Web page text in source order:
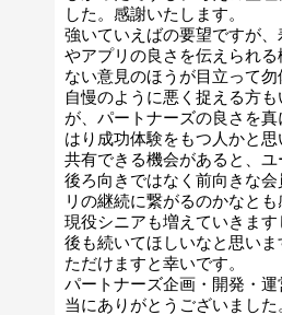
した。感謝いたします。
強いていえばの要望ですが
やアプリの良さを伝えられ
ない意見のほうが目立って勿
自慢のように悪く捉える方
が、パートナーズの良さを
はり成功体験をもつ人かと
共有できる機会があると、ユ
後ろ向きではなく前向きな
リの継続に繋がるのかなとも
現役シニアも増えていきま
後も続いてほしいなと思い
ただけますと幸いです。
パートナーズ企画・開発・
当にありがとうございました